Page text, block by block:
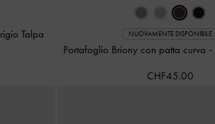
Talpa NUOVAMENTE DISPONIBILE
Portafoglio Briony con patta curva -
CHF45.00